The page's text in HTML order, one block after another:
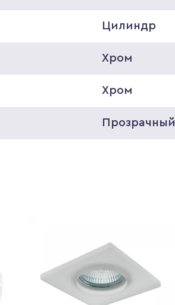
Цилиндр
Хром
Хром
Прозрачный